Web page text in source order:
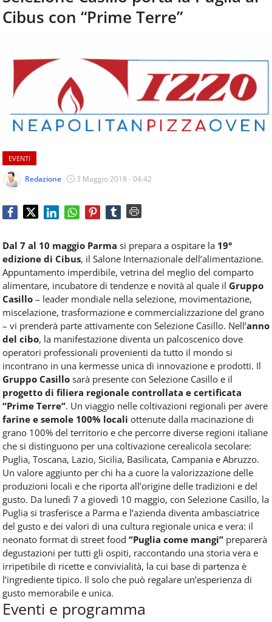
aggiornamenti
quotidiani
come
ospitalità,
ristorazione,
food
beverage,
catering
articoli
quotidiani
sul
dell'alimentazione,
dei
fuoricasa,
del
Food
Service
e
tutte
le
novità
del
comparto
Horeca.
CONTATTI
Cibus con “Prime Terre”
EVENTI
Redazione 3 Maggio 2018 - 04:42
Dal 7 al 10 maggio Parma si prepara a ospitare la 19°
edizione di Cibus, il Salone Internazionale dell’alimentazione.
Appuntamento imperdibile, vetrina del meglio del comparto
alimentare, incubatore di tendenze e novità al quale il Gruppo
Casillo – leader mondiale nella selezione, movimentazione,
miscelazione, trasformazione e commercializzazione del grano
– vi prenderà parte attivamente con Selezione Casillo. Nell’anno
del cibo, la manifestazione diventa un palcoscenico dove
operatori professionali provenienti da tutto il mondo si
incontrano in una kermesse unica di innovazione e prodotti. Il
Gruppo Casillo sarà presente con Selezione Casillo e il
progetto di filiera regionale controllata e certificata
“Prime Terre”. Un viaggio nelle coltivazioni regionali per avere
farine e semole 100% locali ottenute dalla macinazione di
grano 100% del territorio e che percorre diverse regioni italiane
che si distinguono per una coltivazione cerealicola secolare:
Puglia, Toscana, Lazio, Sicilia, Basilicata, Campania e Abruzzo.
Un valore aggiunto per chi ha a cuore la valorizzazione delle
produzioni locali e che riporta all’origine delle tradizioni e del
gusto. Da lunedì 7 a giovedì 10 maggio, con Selezione Casillo, la
Puglia si trasferisce a Parma e l’azienda diventa ambasciatrice
del gusto e dei valori di una cultura regionale unica e vera: il
neonato format di street food “Puglia come mangi” preparerà
degustazioni per tutti gli ospiti, raccontando una storia vera e
irripetibile di ricette e convivialità, la cui base di partenza è
l’ingrediente tipico. Il solo che può regalare un’esperienza di
gusto memorabile e unica.
Eventi e programma